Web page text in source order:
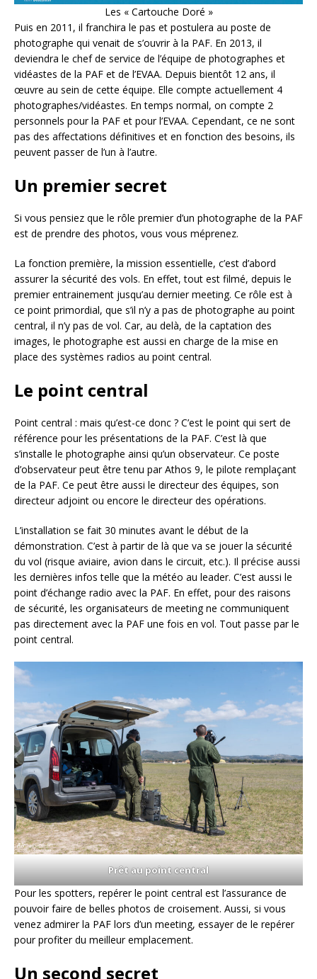
Les « Cartouche Doré »
Puis en 2011, il franchira le pas et postulera au poste de
photographe qui venait de s’ouvrir à la PAF. En 2013, il
deviendra le chef de service de l’équipe de photographes et
vidéastes de la PAF et de l’EVAA. Depuis bientôt 12 ans, il
œuvre au sein de cette équipe. Elle compte actuellement 4
photographes/vidéastes. En temps normal, on compte 2
personnels pour la PAF et pour l’EVAA. Cependant, ce ne sont
pas des affectations définitives et en fonction des besoins, ils
peuvent passer de l’un à l’autre.
Un premier secret
Si vous pensiez que le rôle premier d’un photographe de la PAF
est de prendre des photos, vous vous méprenez.
La fonction première, la mission essentielle, c’est d’abord
assurer la sécurité des vols. En effet, tout est filmé, depuis le
premier entrainement jusqu’au dernier meeting. Ce rôle est à
ce point primordial, que s’il n’y a pas de photographe au point
central, il n’y pas de vol. Car, au delà, de la captation des
images, le photographe est aussi en charge de la mise en
place des systèmes radios au point central.
Le point central
Point central : mais qu’est-ce donc ? C’est le point qui sert de
référence pour les présentations de la PAF. C’est là que
s’installe le photographe ainsi qu’un observateur. Ce poste
d’observateur peut être tenu par Athos 9, le pilote remplaçant
de la PAF. Ce peut être aussi le directeur des équipes, son
directeur adjoint ou encore le directeur des opérations.
L’installation se fait 30 minutes avant le début de la
démonstration. C’est à partir de là que va se jouer la sécurité
du vol (risque aviaire, avion dans le circuit, etc.). Il précise aussi
les dernières infos telle que la météo au leader. C’est aussi le
point d’échange radio avec la PAF. En effet, pour des raisons
de sécurité, les organisateurs de meeting ne communiquent
pas directement avec la PAF une fois en vol. Tout passe par le
point central.
Prêt au point central
Pour les spotters, repérer le point central est l’assurance de
pouvoir faire de belles photos de croisement. Aussi, si vous
venez admirer la PAF lors d’un meeting, essayer de le repérer
pour profiter du meilleur emplacement.
Un second secret